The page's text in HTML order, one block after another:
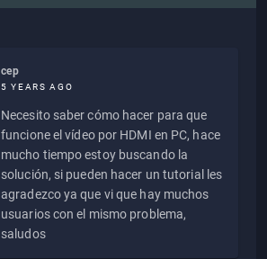
cep
5 YEARS AGO
Necesito saber cómo hacer para que
funcione el vídeo por HDMI en PC, hace
mucho tiempo estoy buscando la
solución, si pueden hacer un tutorial les
agradezco ya que vi que hay muchos
usuarios con el mismo problema,
saludos